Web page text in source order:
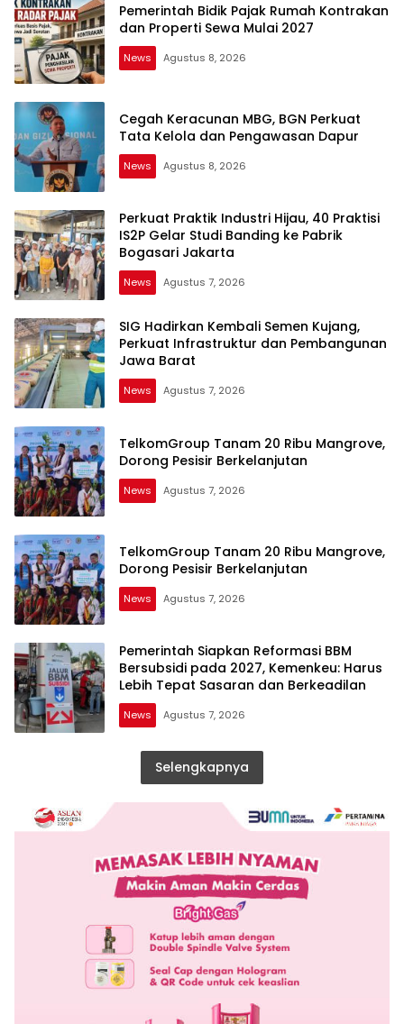
Pemerintah Bidik Pajak Rumah Kontrakan
dan Properti Sewa Mulai 2027
News Agustus 8, 2026
Cegah Keracunan MBG, BGN Perkuat
Tata Kelola dan Pengawasan Dapur
News Agustus 8, 2026
Perkuat Praktik Industri Hijau, 40 Praktisi
IS2P Gelar Studi Banding ke Pabrik
Bogasari Jakarta
News Agustus 7, 2026
SIG Hadirkan Kembali Semen Kujang,
Perkuat Infrastruktur dan Pembangunan
Jawa Barat
News Agustus 7, 2026
TelkomGroup Tanam 20 Ribu Mangrove,
Dorong Pesisir Berkelanjutan
News Agustus 7, 2026
TelkomGroup Tanam 20 Ribu Mangrove,
Dorong Pesisir Berkelanjutan
News Agustus 7, 2026
Pemerintah Siapkan Reformasi BBM
Bersubsidi pada 2027, Kemenkeu: Harus
Lebih Tepat Sasaran dan Berkeadilan
News Agustus 7, 2026
Selengkapnya